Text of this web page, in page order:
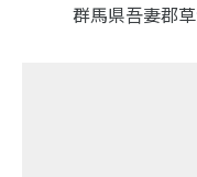
群馬県吾妻郡